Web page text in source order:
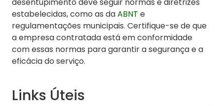
desentupimento deve seguir normas e diretrizes
estabelecidas, como as daABNT e
regulamentações municipais. Certifique-se de que
a empresa contratada está em conformidade
com essas normas para garantir a segurança e a
eficácia do serviço.
Links Úteis